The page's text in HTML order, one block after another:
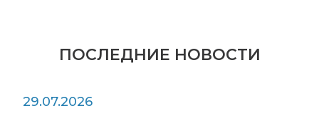
ПОСЛЕДНИЕ НОВОСТИ
29.07.2026